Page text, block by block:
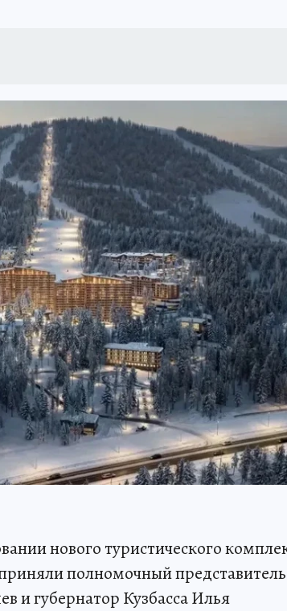
нового туристического
полномочный представитель
губернатор Кузбасса Илья